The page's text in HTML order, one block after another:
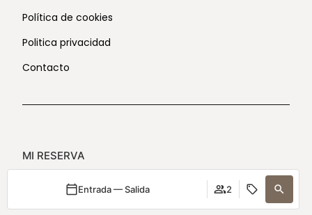
Entrada — Salida 2
Política de cookies
Politica privacidad
Contacto
MI RESERVA
DESARROLLADO PORMIRAI